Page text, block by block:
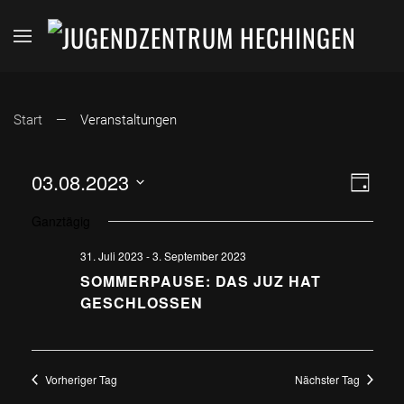
Start Veranstaltungen
Tag
03.08.2023
31. Juli 2023 -3. September 2023
SOMMERPAUSE: DAS JUZ HAT
GESCHLOSSEN
Vorheriger Tag Nächster Tag